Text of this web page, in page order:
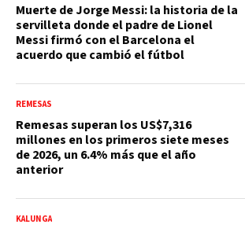
Muerte de Jorge Messi: la historia de la
servilleta donde el padre de Lionel
Messi firmó con el Barcelona el
acuerdo que cambió el fútbol
REMESAS
Remesas superan los US$7,316
millones en los primeros siete meses
de 2026, un 6.4% más que el año
anterior
KALUNGA